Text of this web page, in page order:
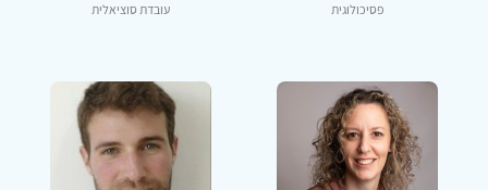
פסיכולוגית עובדת סוציאלית